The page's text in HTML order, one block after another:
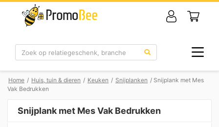
Zoek
Home / Huis, tuin & dieren / Keuken / Snijplanken / Snijplank met Mes
Vak Bedrukken
Snijplank met Mes Vak Bedrukken